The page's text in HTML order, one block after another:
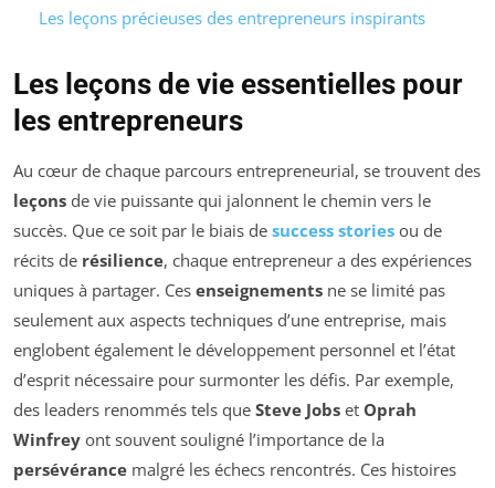
Les leçons précieuses des entrepreneurs inspirants
Les leçons de vie essentielles pour
les entrepreneurs
Au cœur de chaque parcours entrepreneurial, se trouvent des
leçons de vie puissante qui jalonnent le chemin vers le
succès. Que ce soit par le biais de success stories ou de
récits de résilience, chaque entrepreneur a des expériences
uniques à partager. Ces enseignements ne se limité pas
seulement aux aspects techniques d’une entreprise, mais
englobent également le développement personnel et l’état
d’esprit nécessaire pour surmonter les défis. Par exemple,
des leaders renommés tels que Steve Jobs et Oprah
Winfrey ont souvent souligné l’importance de la
persévérance malgré les échecs rencontrés. Ces histoires